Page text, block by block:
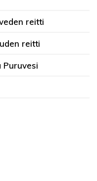
reitti
reitti
Puruvesi